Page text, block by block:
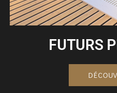
FUTURS